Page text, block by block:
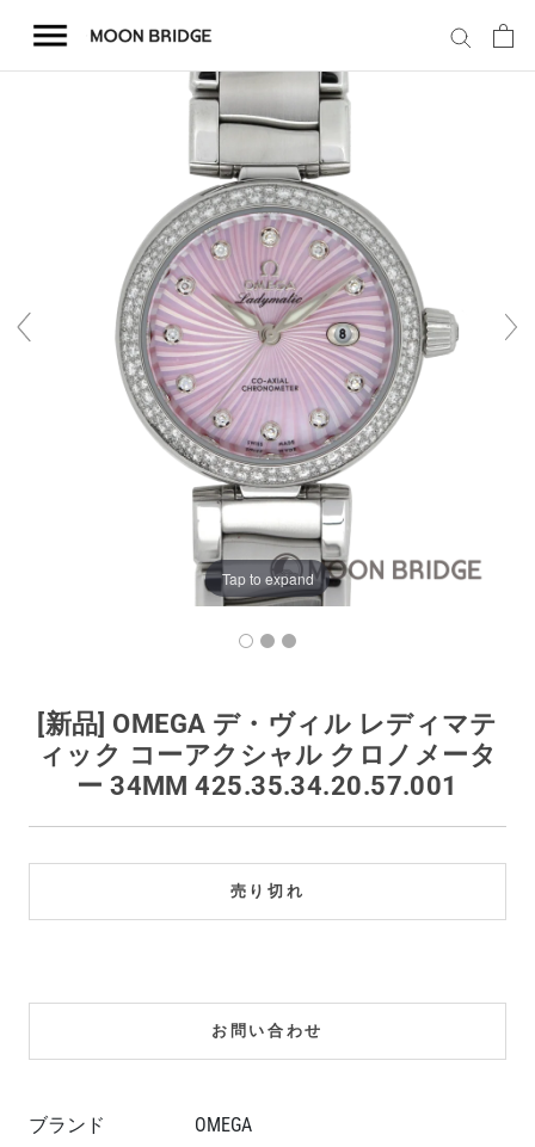
テ
会社概要
保証とメンテナンス
Tap to expand
[新品] OMEGA デ・ヴィル レディマテ
ィック コーアクシャル クロノメータ
ー 34MM 425.35.34.20.57.001
売り切れ
お問い合わせ
ブランド OMEGA